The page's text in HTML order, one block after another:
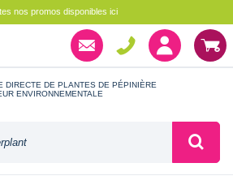
nos promos disponibles ici
DIRECTE DE PLANTES DE PÉPINIÈRE
ENVIRONNEMENTALE